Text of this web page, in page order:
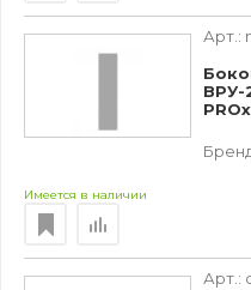
Арт.:
ВРУ-
Имеется в наличии
Арт.: